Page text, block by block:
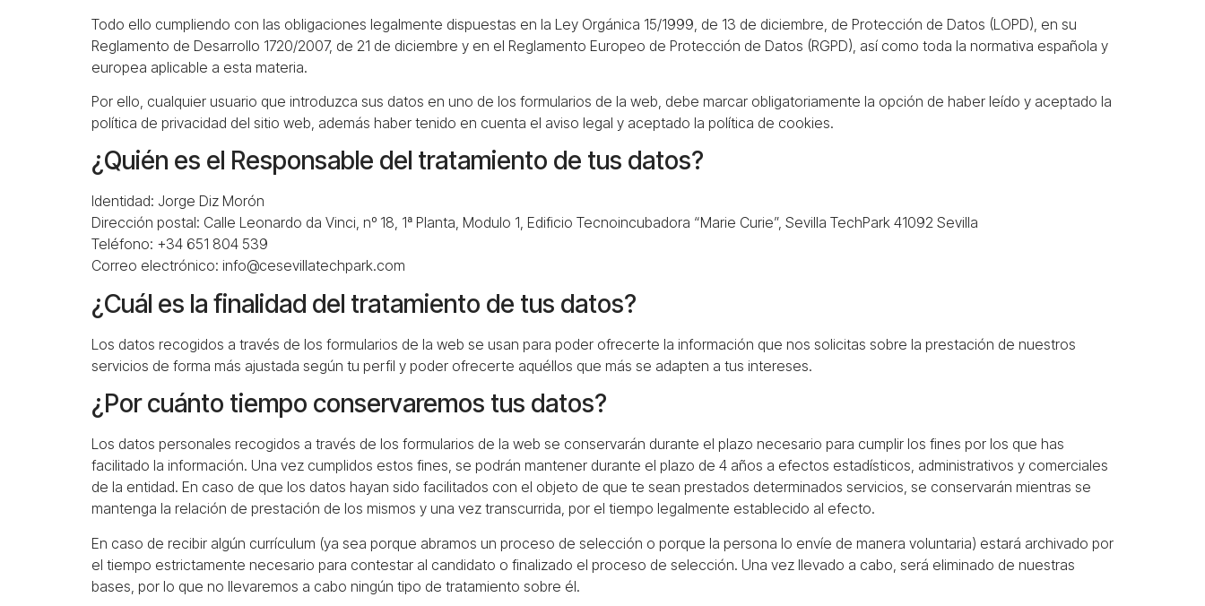
Todo ello cumpliendo con las obligaciones legalmente dispuestas en la Ley Orgánica 15/1999, de 13 de diciembre, de Protección de Datos (LOPD), en su
Reglamento de Desarrollo 1720/2007, de 21 de diciembre y en el Reglamento Europeo de Protección de Datos (RGPD), así como toda la normativa española y
europea aplicable a esta materia.
Por ello, cualquier usuario que introduzca sus datos en uno de los formularios de la web, debe marcar obligatoriamente la opción de haber leído y aceptado la
política de privacidad del sitio web, además haber tenido en cuenta el aviso legal y aceptado la política de cookies.
¿Quién es el Responsable del tratamiento de tus datos?
Identidad: Jorge Diz Morón
Dirección postal: Calle Leonardo da Vinci, nº 18, 1ª Planta, Modulo 1, Edificio Tecnoincubadora “Marie Curie”, Sevilla TechPark 41092 Sevilla
Teléfono: +34 651 804 539
Correo electrónico: info@cesevillatechpark.com
¿Cuál es la finalidad del tratamiento de tus datos?
Los datos recogidos a través de los formularios de la web se usan para poder ofrecerte la información que nos solicitas sobre la prestación de nuestros
servicios de forma más ajustada según tu perfil y poder ofrecerte aquéllos que más se adapten a tus intereses.
¿Por cuánto tiempo conservaremos tus datos?
Los datos personales recogidos a través de los formularios de la web se conservarán durante el plazo necesario para cumplir los fines por los que has
facilitado la información. Una vez cumplidos estos fines, se podrán mantener durante el plazo de 4 años a efectos estadísticos, administrativos y comerciales
de la entidad. En caso de que los datos hayan sido facilitados con el objeto de que te sean prestados determinados servicios, se conservarán mientras se
mantenga la relación de prestación de los mismos y una vez transcurrida, por el tiempo legalmente establecido al efecto.
En caso de recibir algún currículum (ya sea porque abramos un proceso de selección o porque la persona lo envíe de manera voluntaria) estará archivado por
el tiempo estrictamente necesario para contestar al candidato o finalizado el proceso de selección. Una vez llevado a cabo, será eliminado de nuestras
bases, por lo que no llevaremos a cabo ningún tipo de tratamiento sobre él.